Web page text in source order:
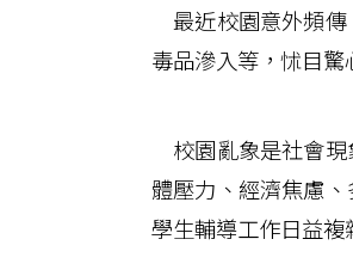
最近校園意外頻傳
毒品滲入等，怵目驚
校園亂象是社會現
體壓力、經濟焦慮
學生輔導工作日益複